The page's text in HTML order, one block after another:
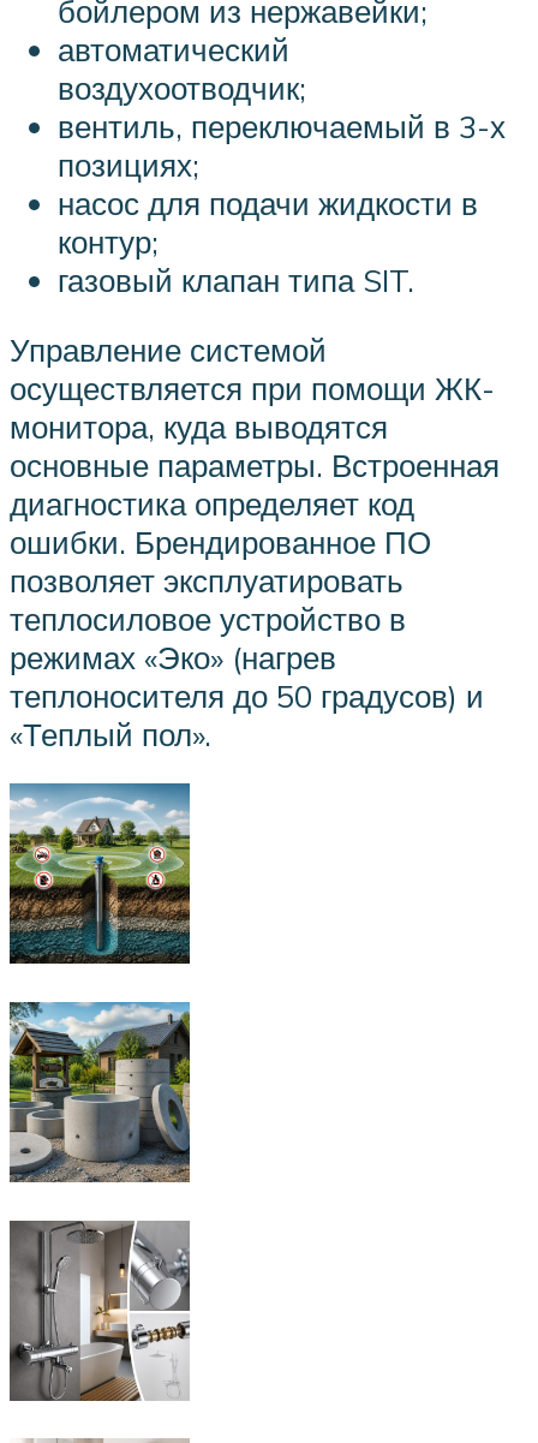
бойлером из нержавейки;
автоматический
воздухоотводчик;
вентиль, переключаемый в 3-х
позициях;
насос для подачи жидкости в
контур;
газовый клапан типа SIT.
Управление системой
осуществляется при помощи ЖК-
монитора, куда выводятся
основные параметры. Встроенная
диагностика определяет код
ошибки. Брендированное ПО
позволяет эксплуатировать
теплосиловое устройство в
режимах «Эко» (нагрев
теплоносителя до 50 градусов) и
«Теплый пол».